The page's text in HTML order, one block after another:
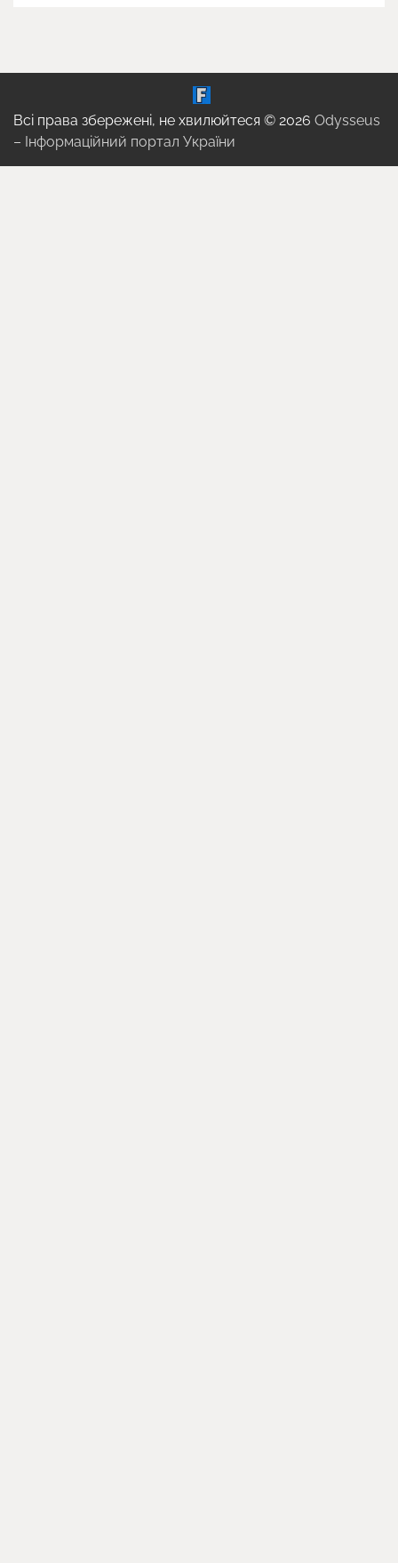
Всі права збережені, не хвилюйтеся © 2026 Odysseus
– Інформаційний портал України